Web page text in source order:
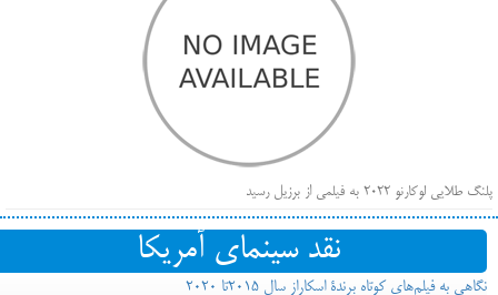
پلنگ طلایی لوکارنو ۲۰۲۲ به فیلمی از برزیل رسید
فهرست فیلم‌های بخش مسابقه جشنواره فیلم ونیز ۲۰۲۲ مشخص شد، سهم پررنگ ایرانی‌ها
بیرون راندن فیلم‌های منتسب به حامیان کرملین از جشنواره کن، راه برای مستقل‌ها باز است
نقد سینمای آمریکا
نگاهی به فیلم‌های کوتاه برندة اسکاراز سال ۲۰۱۵تا ۲۰۲۰